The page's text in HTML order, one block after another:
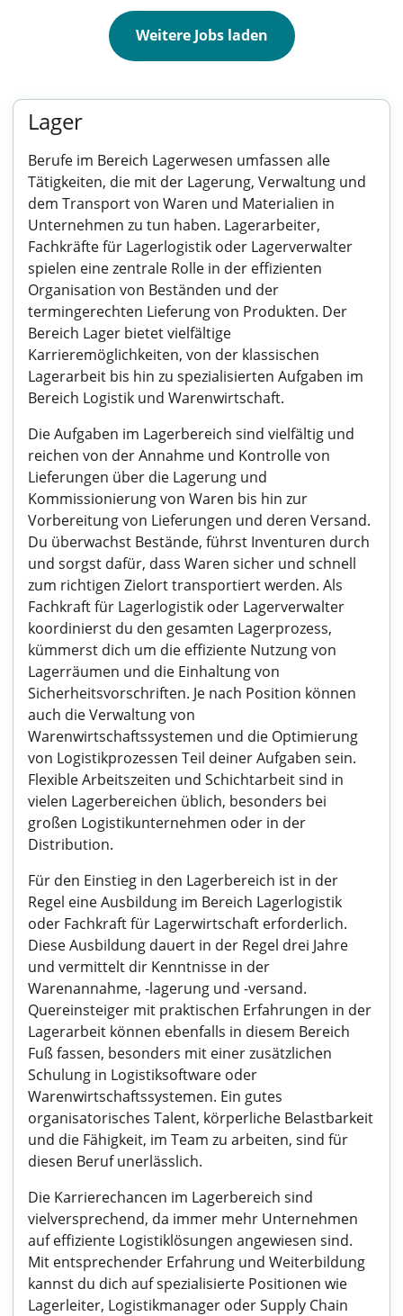
Weitere Jobs laden
Lager
Berufe im Bereich Lagerwesen umfassen alle
Tätigkeiten, die mit der Lagerung, Verwaltung und
dem Transport von Waren und Materialien in
Unternehmen zu tun haben. Lagerarbeiter,
Fachkräfte für Lagerlogistik oder Lagerverwalter
spielen eine zentrale Rolle in der effizienten
Organisation von Beständen und der
termingerechten Lieferung von Produkten. Der
Bereich Lager bietet vielfältige
Karrieremöglichkeiten, von der klassischen
Lagerarbeit bis hin zu spezialisierten Aufgaben im
Bereich Logistik und Warenwirtschaft.
Die Aufgaben im Lagerbereich sind vielfältig und
reichen von der Annahme und Kontrolle von
Lieferungen über die Lagerung und
Kommissionierung von Waren bis hin zur
Vorbereitung von Lieferungen und deren Versand.
Du überwachst Bestände, führst Inventuren durch
und sorgst dafür, dass Waren sicher und schnell
zum richtigen Zielort transportiert werden. Als
Fachkraft für Lagerlogistik oder Lagerverwalter
koordinierst du den gesamten Lagerprozess,
kümmerst dich um die effiziente Nutzung von
Lagerräumen und die Einhaltung von
Sicherheitsvorschriften. Je nach Position können
auch die Verwaltung von
Warenwirtschaftssystemen und die Optimierung
von Logistikprozessen Teil deiner Aufgaben sein.
Flexible Arbeitszeiten und Schichtarbeit sind in
vielen Lagerbereichen üblich, besonders bei
großen Logistikunternehmen oder in der
Distribution.
Für den Einstieg in den Lagerbereich ist in der
Regel eine Ausbildung im Bereich Lagerlogistik
oder Fachkraft für Lagerwirtschaft erforderlich.
Diese Ausbildung dauert in der Regel drei Jahre
und vermittelt dir Kenntnisse in der
Warenannahme, -lagerung und -versand.
Quereinsteiger mit praktischen Erfahrungen in der
Lagerarbeit können ebenfalls in diesem Bereich
Fuß fassen, besonders mit einer zusätzlichen
Schulung in Logistiksoftware oder
Warenwirtschaftssystemen. Ein gutes
organisatorisches Talent, körperliche Belastbarkeit
und die Fähigkeit, im Team zu arbeiten, sind für
diesen Beruf unerlässlich.
Die Karrierechancen im Lagerbereich sind
vielversprechend, da immer mehr Unternehmen
auf effiziente Logistiklösungen angewiesen sind.
Mit entsprechender Erfahrung und Weiterbildung
kannst du dich auf spezialisierte Positionen wie
Lagerleiter, Logistikmanager oder Supply Chain